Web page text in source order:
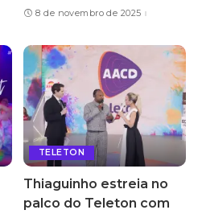
8 de novembro de 2025
TELETON
Thiaguinho estreia no
palco do Teleton com